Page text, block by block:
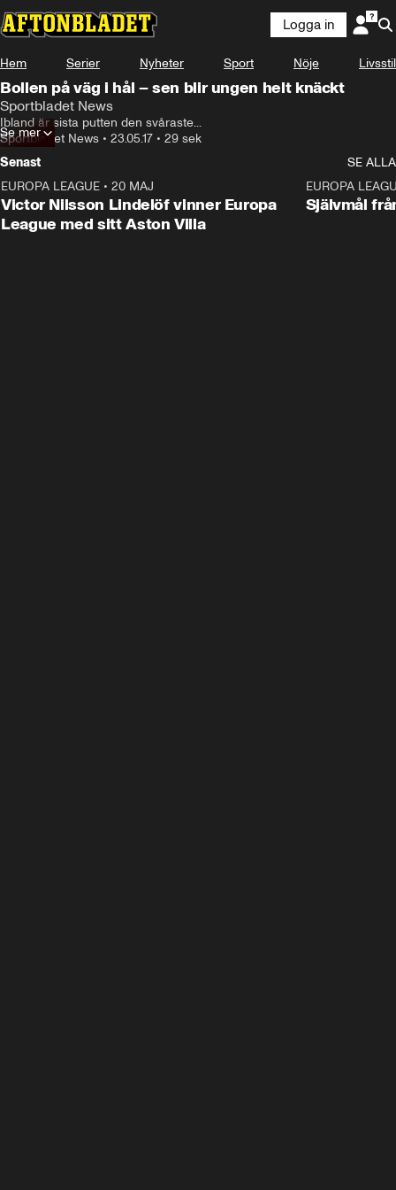
Logga in
Hem Serier Nyheter Sport Nöje Livsstil
Bollen på väg i hål – sen blir ungen helt knäckt
Sportbladet News
Ibland är sista putten den svåraste...
Sportbladet News • 23.05.17 • 29 sek
Se mer
Senast
SE ALLA
EUROPA LEAGUE • 20 MAJ
Victor Nilsson Lindelöf vinner Europa
League med sitt Aston Villa
EUROPA
Självmål